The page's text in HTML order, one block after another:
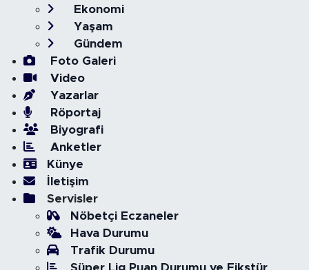
Ekonomi
Yaşam
Gündem
Foto Galeri
Video
Yazarlar
Röportaj
Biyografi
Anketler
Künye
İletişim
Servisler
Nöbetçi Eczaneler
Hava Durumu
Trafik Durumu